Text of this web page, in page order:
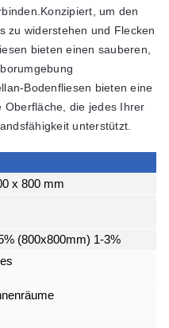
um den
zu widerstehen und Flecken
bieten einen sauberen,
Bodenfliesen bieten eine
Oberfläche, die jedes Ihrer
unterstützt.
x 800 mm
(800x800mm) 1-3%